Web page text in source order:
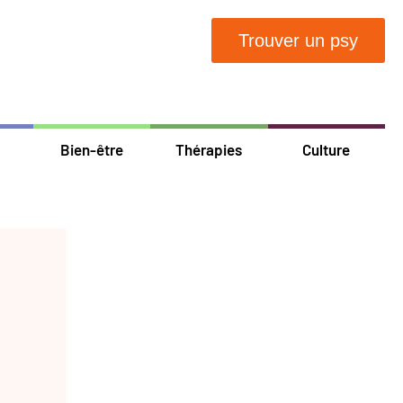
Trouver un psy
Bien-être Thérapies Culture